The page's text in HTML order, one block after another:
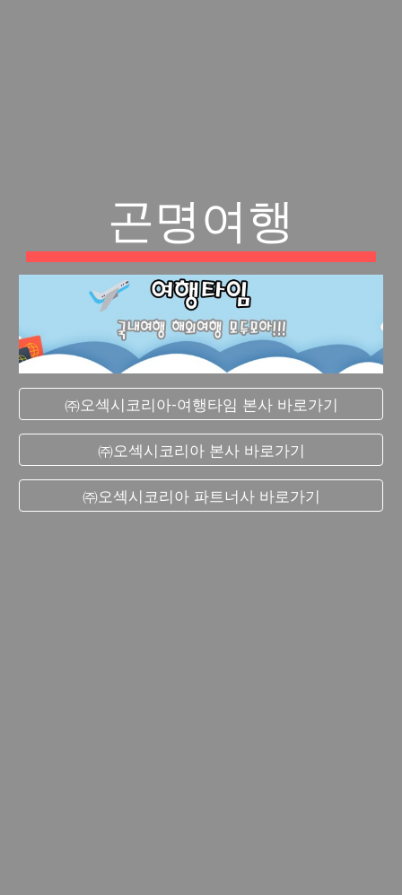
곤명여행
㈜오섹시코리아-여행타임 본사 바로가기
㈜오섹시코리아 본사 바로가기
㈜오섹시코리아 파트너사 바로가기